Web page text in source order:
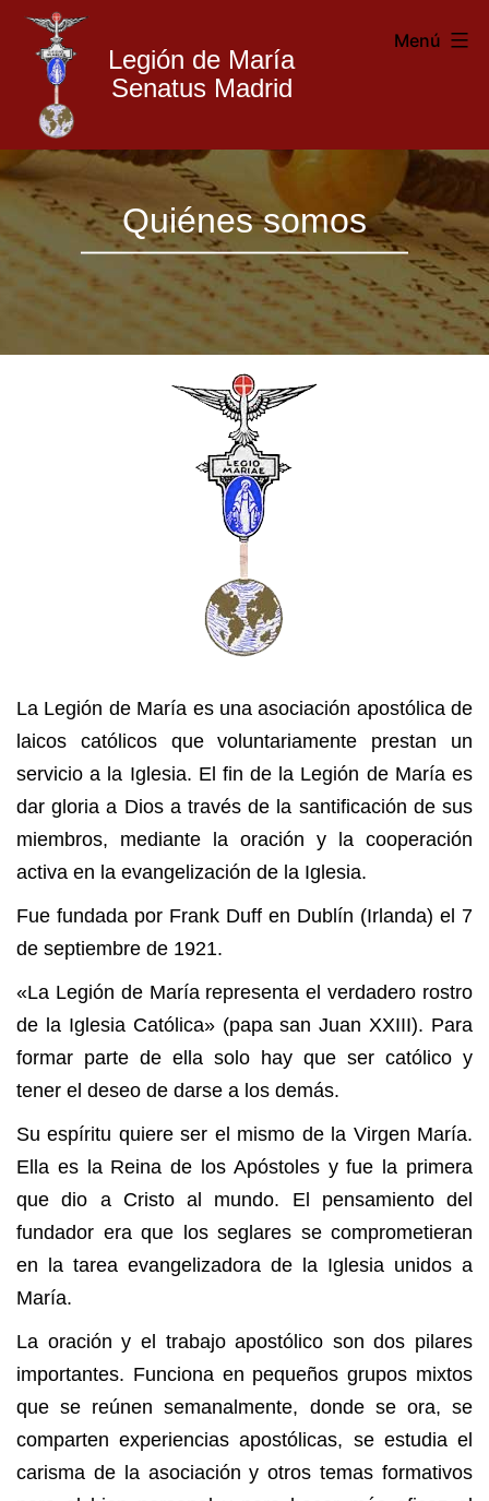
Legión de María
Senatus Madrid
Saltar
contenido
Legión
de
María
Madrid
Menú
Quiénes somos
La Legión de María es una asociación apostólica de
laicos católicos que voluntariamente prestan un
servicio a la Iglesia. El fin de la Legión de María es
dar gloria a Dios a través de la santificación de sus
miembros, mediante la oración y la cooperación
activa en la evangelización de la Iglesia.
Fue fundada por Frank Duff en Dublín (Irlanda) el 7
de septiembre de 1921.
«La Legión de María representa el verdadero rostro
de la Iglesia Católica» (papa san Juan XXIII). Para
formar parte de ella solo hay que ser católico y
tener el deseo de darse a los demás.
Su espíritu quiere ser el mismo de la Virgen María.
Ella es la Reina de los Apóstoles y fue la primera
que dio a Cristo al mundo. El pensamiento del
fundador era que los seglares se comprometieran
en la tarea evangelizadora de la Iglesia unidos a
María.
La oración y el trabajo apostólico son dos pilares
importantes. Funciona en pequeños grupos mixtos
que se reúnen semanalmente, donde se ora, se
comparten experiencias apostólicas, se estudia el
carisma de la asociación y otros temas formativos